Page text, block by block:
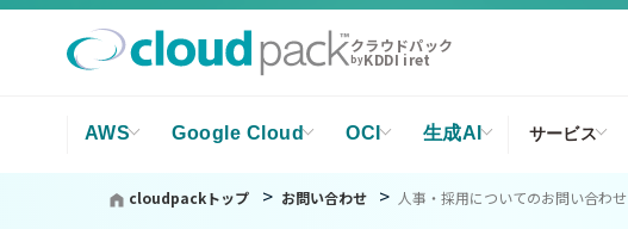
クラウドパック
byKDDI iret
AWS Google Cloud OCI 生成AI サービス
cloudpackトップ お問い合わせ 人事・採用についてのお問い合わせ